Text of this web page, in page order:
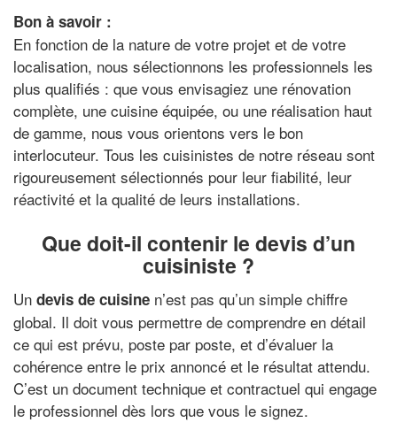
Bon à savoir :
En fonction de la nature de votre projet et de votre
localisation, nous sélectionnons les professionnels les
plus qualifiés : que vous envisagiez une rénovation
complète, une cuisine équipée, ou une réalisation haut
de gamme, nous vous orientons vers le bon
interlocuteur. Tous les cuisinistes de notre réseau sont
rigoureusement sélectionnés pour leur fiabilité, leur
réactivité et la qualité de leurs installations.
Que doit-il contenir le devis d’un
cuisiniste ?
Un devis de cuisine n’est pas qu’un simple chiffre
global. Il doit vous permettre de comprendre en détail
ce qui est prévu, poste par poste, et d’évaluer la
cohérence entre le prix annoncé et le résultat attendu.
C’est un document technique et contractuel qui engage
le professionnel dès lors que vous le signez.